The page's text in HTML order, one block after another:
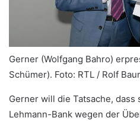
Gerner (Wolfgang Bahro)
Schümer). Foto: RTL / Rolf
Gerner will die Tatsache, dass
Lehmann-Bank wegen der